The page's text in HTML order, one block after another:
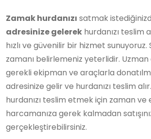
Zamak hurdanızı satmak
adresinize gelerek hurdanızı teslim
hızlı ve güvenilir bir hizmet sunuyoruz.
zamanı belirlemeniz yeterlidir. Uzman
gerekli ekipman ve araçlarla
adresinize gelir ve hurdanızı teslim
hurdanızı teslim etmek için zaman ve
harcamanıza gerek kalmadan
gerçekleştirebilirsiniz.